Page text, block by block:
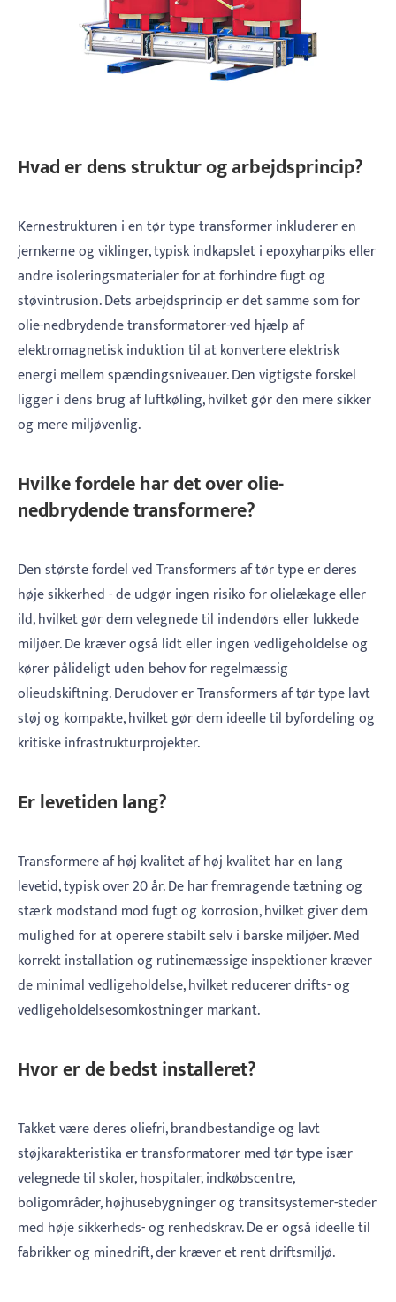
Hvad er dens struktur og arbejdsprincip?
Kernestrukturen i en tør type transformer inkluderer en
jernkerne og viklinger, typisk indkapslet i epoxyharpiks eller
andre isoleringsmaterialer for at forhindre fugt og
støvintrusion. Dets arbejdsprincip er det samme som for
olie-nedbrydende transformatorer-ved hjælp af
elektromagnetisk induktion til at konvertere elektrisk
energi mellem spændingsniveauer. Den vigtigste forskel
ligger i dens brug af luftkøling, hvilket gør den mere sikker
og mere miljøvenlig.
Hvilke fordele har det over olie-
nedbrydende transformere?
Den største fordel ved Transformers af tør type er deres
høje sikkerhed - de udgør ingen risiko for olielækage eller
ild, hvilket gør dem velegnede til indendørs eller lukkede
miljøer. De kræver også lidt eller ingen vedligeholdelse og
kører pålideligt uden behov for regelmæssig
olieudskiftning. Derudover er Transformers af tør type lavt
støj og kompakte, hvilket gør dem ideelle til byfordeling og
kritiske infrastrukturprojekter.
Er levetiden lang?
Transformere af høj kvalitet af høj kvalitet har en lang
levetid, typisk over 20 år. De har fremragende tætning og
stærk modstand mod fugt og korrosion, hvilket giver dem
mulighed for at operere stabilt selv i barske miljøer. Med
korrekt installation og rutinemæssige inspektioner kræver
de minimal vedligeholdelse, hvilket reducerer drifts- og
vedligeholdelsesomkostninger markant.
Hvor er de bedst installeret?
Takket være deres oliefri, brandbestandige og lavt
støjkarakteristika er transformatorer med tør type især
velegnede til skoler, hospitaler, indkøbscentre,
boligområder, højhusebygninger og transitsystemer-steder
med høje sikkerheds- og renhedskrav. De er også ideelle til
fabrikker og minedrift, der kræver et rent driftsmiljø.